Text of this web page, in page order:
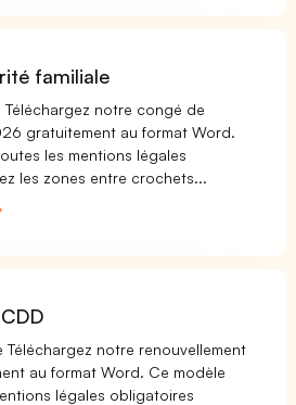
familiale
notre congé de
gratuitement au format Word.
les mentions légales
les zones entre crochets...
notre renouvellement
au format Word. Ce modèle
légales obligatoires